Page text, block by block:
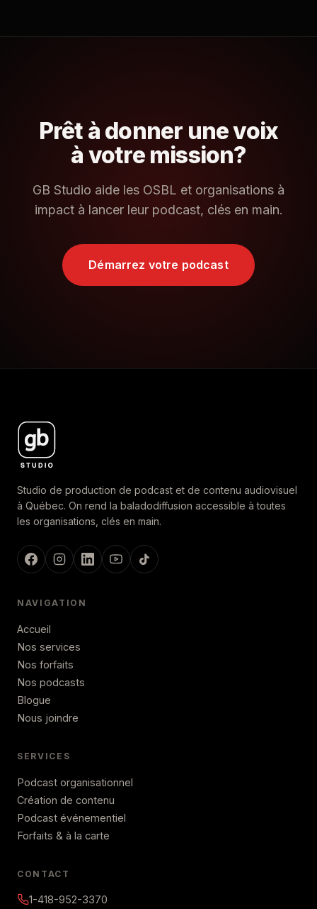
Prêt à donner une voix
à votre mission?
GB Studio aide les OSBL et organisations à
impact à lancer leur podcast, clés en main.
Démarrez votre podcast
Studio de production de podcast et de contenu audiovisuel
à Québec. On rend la baladodiffusion accessible à toutes
les organisations, clés en main.
NAVIGATION
Accueil
Nos services
Nos forfaits
Nos podcasts
Blogue
Nous joindre
SERVICES
Podcast organisationnel
Création de contenu
Podcast événementiel
Forfaits & à la carte
CONTACT
1-418-952-3370